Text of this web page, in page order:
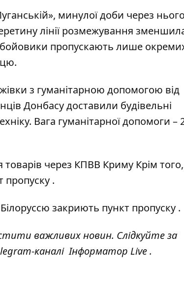
минулої доби через нього
лінії розмежування
бойовики пропускають лише
з гуманітарною допомогою від
Донбасу доставили будівельні
Вага гуманітарної допомоги –
товарів через КПВВ Криму Крім
пропуску .
закриють пункт пропуску .
важливих новин. Слідкуйте за
каналіІнформатор Live.